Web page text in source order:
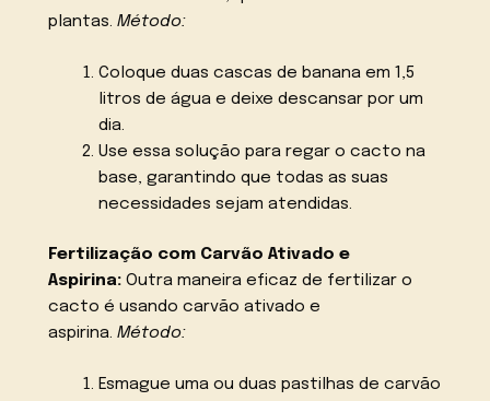
plantas.Método:
Coloque duas cascas de banana em 1,5
litros de água e deixe descansar por um
dia.
Use essa solução para regar o cacto na
base, garantindo que todas as suas
necessidades sejam atendidas.
Fertilização com Carvão Ativado e
Aspirina: Outra maneira eficaz de fertilizar o
cacto é usando carvão ativado e
aspirina.Método:
Esmague uma ou duas pastilhas de carvão